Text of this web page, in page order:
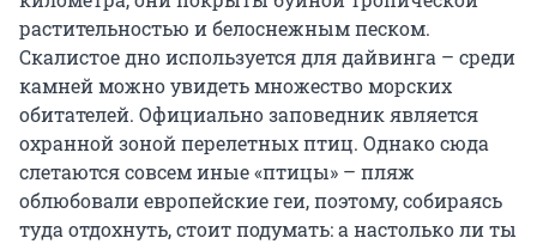
растительностью и белоснежным песком.
Скалистое дно используется для дайвинга – среди
камней можно увидеть множество морских
обитателей. Официально заповедник является
охранной зоной перелетных птиц. Однако сюда
слетаются совсем иные «птицы» – пляж
облюбовали европейские геи, поэтому, собираясь
туда отдохнуть, стоит подумать: а настолько ли ты